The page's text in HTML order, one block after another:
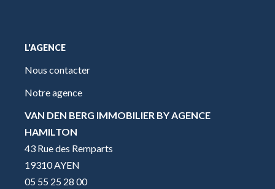
L'AGENCE
Nous contacter
Notre agence
VAN DEN BERG IMMOBILIER BY AGENCE
HAMILTON
43 Rue des Remparts
19310 AYEN
05 55 25 28 00